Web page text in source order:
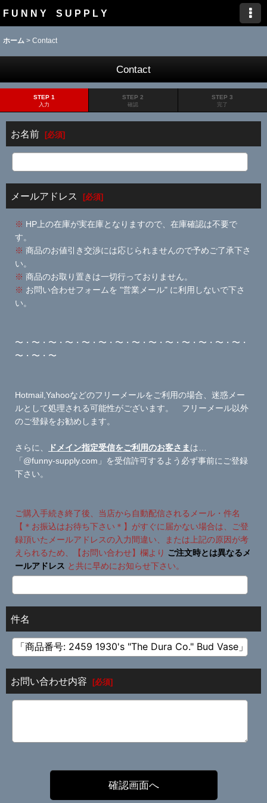
F U N N Y S U P P L Y
ホーム > Contact
Contact
STEP 1
入力
STEP 2
確認
STEP 3
完了
お名前 [必須]
メールアドレス [必須]
※ HP上の在庫が実在庫となりますので、在庫確認は不要で
す。
※ 商品のお値引き交渉には応じられませんので予めご了承下さ
い。
※ 商品のお取り置きは一切行っておりません。
※ お問い合わせフォームを "営業メール" に利用しないで下さ
い。
〜・〜・〜・〜・〜・〜・〜・〜・〜・〜・〜・〜・〜・〜・
〜・〜・〜
Hotmail,Yahooなどのフリーメールをご利用の場合、迷惑メー
ルとして処理される可能性がございます。 フリーメール以外
のご登録をお勧めします。
さらに、 ドメイン指定受信をご利用のお客さま は…
「@funny-supply.com」を受信許可するよう必ず事前にご登録
下さい。
ご購入手続き終了後、当店から自動配信されるメール・件名
【＊お振込はお待ち下さい＊】がすぐに届かない場合は、ご登
録頂いたメールアドレスの入力間違い、または上記の原因が考
えられるため、【お問い合わせ】欄より ご注文時とは異なるメ
ールアドレス と共に早めにお知らせ下さい。
件名
お問い合わせ内容 [必須]
確認画面へ